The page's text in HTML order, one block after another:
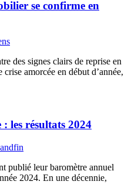
se confirme en
des signes clairs de reprise en
amorcée en début d’année,
les résultats 2024
publié leur baromètre annuel
2024. En une décennie,